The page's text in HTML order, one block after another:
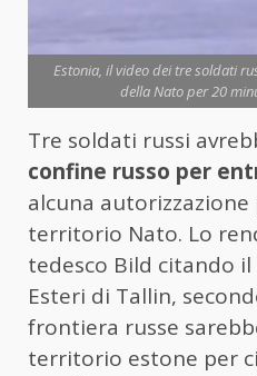
Estonia, il video dei tre soldati
della Nato per 20
Tre soldati russi
confine russo per
alcuna
territorio Nato. Lo
tedesco Bild citando
Esteri di Tallin,
frontiera russe
territorio estone per